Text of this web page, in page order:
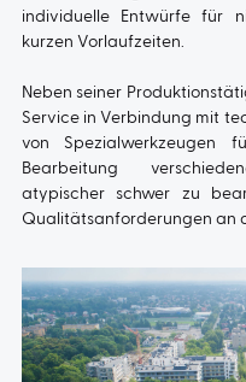
individuelle Entwürfe für
kurzen Vorlaufzeiten.
Neben seiner
Service in Verbindung mit
von Spezialwerkzeugen
Bearbeitung
atypischer schwer zu
Qualitätsanforderungen an